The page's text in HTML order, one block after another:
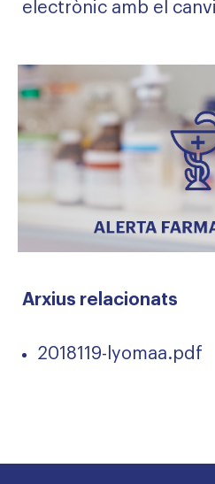
Arxius relacionats
2018119-lyomaa.pdf
electrònic amb el